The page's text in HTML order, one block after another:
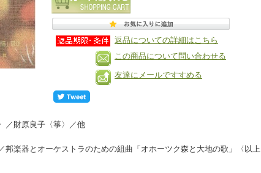
返品についての詳細はこちら
この商品について問い合わせる
友達にメールですすめる
／財原良子〈箏〉／他
邦楽器とオーケストラのための組曲「オホーツク森と大地の歌」〈以上